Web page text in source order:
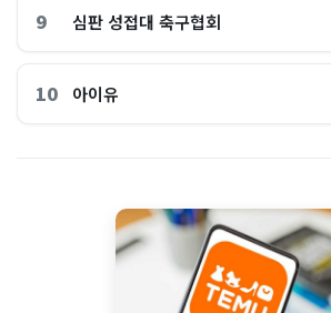
9 심판 성접대 축구협회
10 아이유